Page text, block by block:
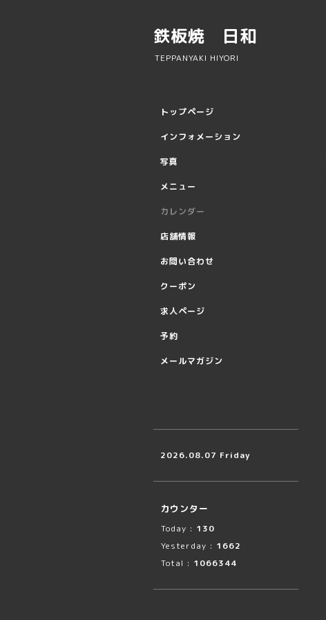
鉄板焼 日和
TEPPANYAKI HIYORI
トップページ
インフォメーション
写真
メニュー
カレンダー
店舗情報
お問い合わせ
クーポン
求人ページ
予約
メールマガジン
2026.08.07 Friday
カウンター
Today : 130
Yesterday : 1662
Total : 1066344